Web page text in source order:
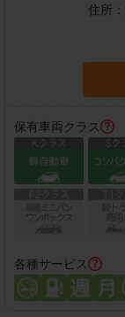
住所：
保有車両クラス
各種サービス